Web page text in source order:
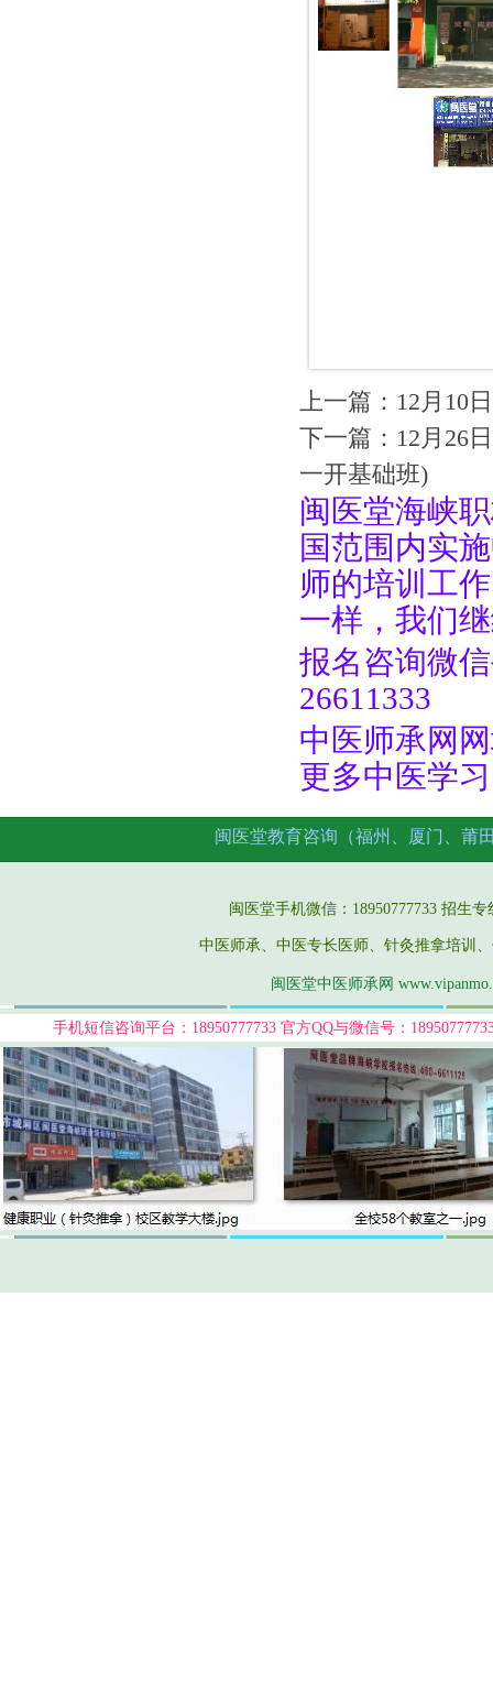
上一篇： 12月10
下一篇： 12月26
一开基础班)
闽医堂海峡
国范围内实
师的培训工
一样，我们
报名咨询微
26611333
中医师承网
更多中医学
闽医堂手机微信：18950777733 招生
中医师承、中医专长医师、针灸推拿培训
闽医堂中医师承网
手机短信咨询平台：18950777733 官方QQ与微信号：
闽医堂教育咨询（福州、厦门、莆